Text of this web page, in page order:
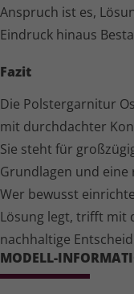
Anspruch ist es,
Eindruck hinaus
Fazit
Die Polster­garnitur
mit durchdachter
Sie steht für
Grundlagen und eine
Wer bewusst
Lösung legt, trifft mit
nachhaltige
MODELL-